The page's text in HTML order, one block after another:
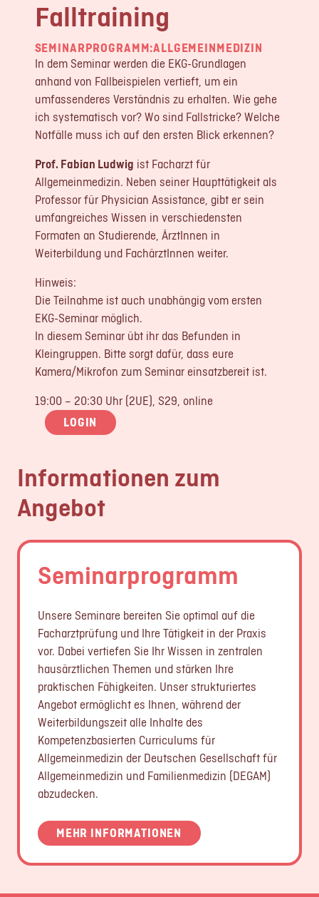
LOGIN
REGISTRIERUNG
Impressum
Datenschutz
Falltraining
SEMINARPROGRAMM:ALLGEMEINMEDIZIN
In dem Seminar werden die EKG-Grundlagen
anhand von Fallbeispielen vertieft, um ein
umfassenderes Verständnis zu erhalten. Wie gehe
ich systematisch vor? Wo sind Fallstricke? Welche
Notfälle muss ich auf den ersten Blick erkennen?
Prof. Fabian Ludwig ist Facharzt für
Allgemeinmedizin. Neben seiner Haupttätigkeit als
Professor für Physician Assistance, gibt er sein
umfangreiches Wissen in verschiedensten
Formaten an Studierende, ÄrztInnen in
Weiterbildung und FachärztInnen weiter.
Hinweis:
Die Teilnahme ist auch unabhängig vom ersten
EKG-Seminar möglich.
In diesem Seminar übt ihr das Befunden in
Kleingruppen. Bitte sorgt dafür, dass eure
Kamera/Mikrofon zum Seminar einsatzbereit ist.
19:00 – 20:30 Uhr (2UE), S29, online
LOGIN
Informationen zum
Angebot
Seminarprogramm
Unsere Seminare bereiten Sie optimal auf die
Facharztprüfung und Ihre Tätigkeit in der Praxis
vor. Dabei vertiefen Sie Ihr Wissen in zentralen
hausärztlichen Themen und stärken Ihre
praktischen Fähigkeiten. Unser strukturiertes
Angebot ermöglicht es Ihnen, während der
Weiterbildungszeit alle Inhalte des
Kompetenzbasierten Curriculums für
Allgemeinmedizin der Deutschen Gesellschaft für
Allgemeinmedizin und Familienmedizin (DEGAM)
abzudecken.
MEHR INFORMATIONEN